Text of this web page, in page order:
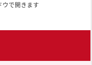
ウで開きます